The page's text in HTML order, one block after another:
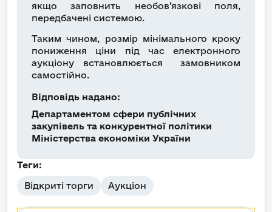
якщо заповнить необов’язкові поля,
передбачені системою.
Таким чином, розмір мінімального кроку
пониження ціни під час електронного
аукціону встановлюється замовником
самостійно.
Відповідь надано:
Департаментом сфери публічних
закупівель та конкурентної політики
Міністерства економіки України
Теги:
Відкриті торги
Аукціон